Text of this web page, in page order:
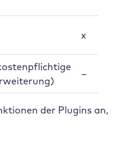
x
–
der Plugins an,